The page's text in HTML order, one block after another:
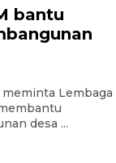
bantu
Lembaga
desa ...